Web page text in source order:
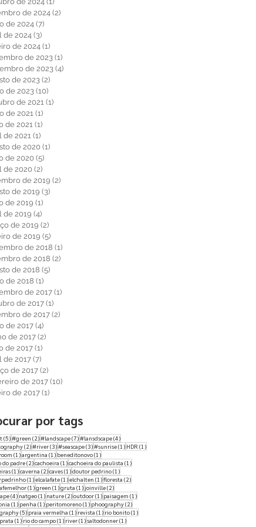
de 2024 (2)
de 2024(7)
de 2024 (3)
de 2024(1)
de 2023(1)
de 2023(4)
de 2023 (2)
de 2023(10)
de 2021 (1)
de 2021 (1)
de 2021 (1)
de 2021 (1)
de 2020 (1)
de 2020 (5)
de 2020 (2)
de 2019 (2)
de 2019 (3)
de 2019 (1)
de 2019 (4)
de 2019 (2)
de 2019 (5)
de 2018 (1)
de 2018 (2)
de 2018 (5)
de 2018 (1)
de 2017(1)
de 2017 (1)
de 2017 (2)
de 2017 (4)
de 2017 (2)
de 2017 (1)
de 2017(7)
de 2017(2)
de 2017(10)
de 2017 (1)
por tags
(5)5 posts
#green (2)2 posts
#landscape(7)7 posts
#lansdscape(4)4 posts
(2)2 posts
#river(3)3 posts
#seascape(3)3 posts
#sunrise(1)1 post
HDR (1)1 post
(1)1 post
argentina (1)1 post
beneditonovo(1)1 post
do padre(2)2 posts
cachoeira (1)1 post
cachoeira do paulista (1)1 post
(1)1 post
caverna (2)2 posts
caves(1)1 post
doutor pedrino(1)1 post
(1)1 post
elcalafate(1)1 post
elchalten (1)1 post
floresta (2)2 posts
(1)1 post
green (1)1 post
gruta (1)1 post
joinville(2)2 posts
(4)4 posts
natgeo(1)1 post
nature(2)2 posts
outdoor(1)1 post
paisagem (1)1 post
(1)1 post
penha (1)1 post
peritomoreno(1)1 post
phoography(2)2 posts
(5)5 posts
praia vermelha (1)1 post
revista (1)1 post
rio bonito(1)1 post
(1)1 post
rio do campo(1)1 post
river(1)1 post
saltodonner(1)1 post